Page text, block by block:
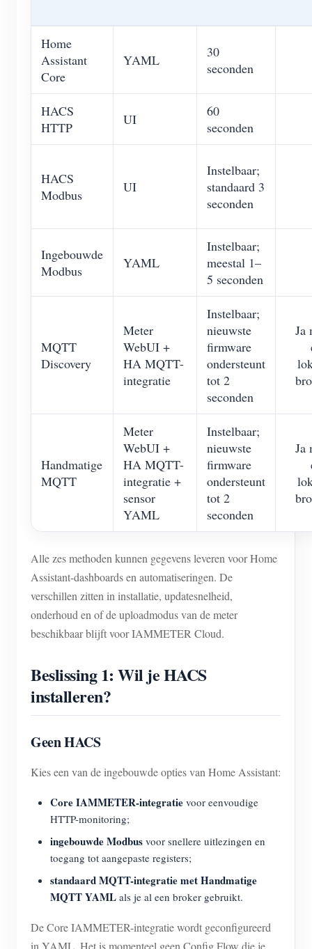
Home
Assistant
Core
YAML
30
seconden
HACS
HTTP
UI
60
seconden
HACS
Modbus
UI
Instelbaar;
standaard 3
seconden
Ingebouwde
Modbus
YAML
Instelbaar;
meestal 1–
5 seconden
MQTT
Discovery
Meter
WebUI +
HA MQTT-
integratie
Instelbaar;
nieuwste
firmware
ondersteunt
tot 2
seconden
Ja
Handmatige
MQTT
Meter
WebUI +
HA MQTT-
integratie +
sensor
YAML
Instelbaar;
nieuwste
firmware
ondersteunt
tot 2
seconden
Ja
Alle zes methoden kunnen gegevens leveren voor Home
Assistant-dashboards en automatiseringen. De
verschillen zitten in installatie, updatesnelheid,
onderhoud en of de uploadmodus van de meter
beschikbaar blijft voor IAMMETER Cloud.
Beslissing 1: Wil je HACS
installeren?
Geen HACS
Kies een van de ingebouwde opties van Home Assistant:
Core IAMMETER-integratie voor eenvoudige
HTTP-monitoring;
ingebouwde Modbus voor snellere uitlezingen en
toegang tot aangepaste registers;
standaard MQTT-integratie met Handmatige
MQTT YAML als je al een broker gebruikt.
De Core IAMMETER-integratie wordt geconfigureerd